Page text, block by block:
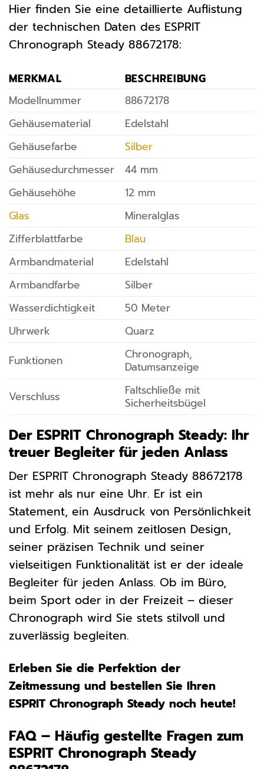
Hier finden Sie eine detaillierte Auflistung
der technischen Daten des ESPRIT
Chronograph Steady 88672178:
MERKMAL
BESCHREIBUNG
Modellnummer
88672178
Gehäusematerial
Edelstahl
Gehäusefarbe
Silber
Gehäusedurchmesser
44 mm
Gehäusehöhe
12 mm
Glas
Mineralglas
Zifferblattfarbe
Blau
Armbandmaterial
Edelstahl
Armbandfarbe
Silber
Wasserdichtigkeit
50 Meter
Uhrwerk
Quarz
Funktionen
Chronograph,
Datumsanzeige
Verschluss
Faltschließe mit
Sicherheitsbügel
Der ESPRIT Chronograph Steady: Ihr
treuer Begleiter für jeden Anlass
Der ESPRIT Chronograph Steady 88672178
ist mehr als nur eine Uhr. Er ist ein
Statement, ein Ausdruck von Persönlichkeit
und Erfolg. Mit seinem zeitlosen Design,
seiner präzisen Technik und seiner
vielseitigen Funktionalität ist er der ideale
Begleiter für jeden Anlass. Ob im Büro,
beim Sport oder in der Freizeit – dieser
Chronograph wird Sie stets stilvoll und
zuverlässig begleiten.
Erleben Sie die Perfektion der
Zeitmessung und bestellen Sie Ihren
ESPRIT Chronograph Steady noch heute!
FAQ – Häufig gestellte Fragen zum
ESPRIT Chronograph Steady